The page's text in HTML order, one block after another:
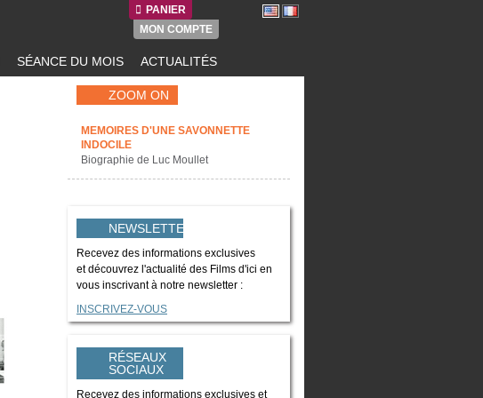
PANIER
MON COMPTE
SÉANCE DU MOIS ACTUALITÉS
ZOOM ON
MEMOIRES D'UNE SAVONNETTE
INDOCILE
Biographie de Luc Moullet
NEWSLETTER
Recevez des informations exclusives
et découvrez l'actualité des Films d'ici en
vous inscrivant à notre newsletter :
INSCRIVEZ-VOUS
RÉSEAUX
SOCIAUX
Recevez des informations exclusives et